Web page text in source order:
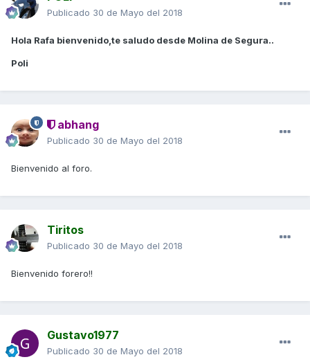
Publicado 30 de Mayo del 2018
Hola Rafa bienvenido,te saludo desde Molina de Segura..
Poli
abhang
Publicado 30 de Mayo del 2018
Bienvenido al foro.
Tiritos
Publicado 30 de Mayo del 2018
Bienvenido forero!!
Gustavo1977
Publicado 30 de Mayo del 2018